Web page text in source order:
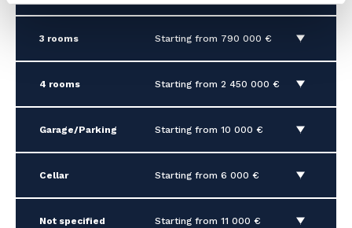
3 rooms Starting from 790 000 €
4 rooms Starting from 2 450 000 €
Garage/Parking Starting from 10 000 €
Cellar Starting from 6 000 €
Not specified Starting from 11 000 €